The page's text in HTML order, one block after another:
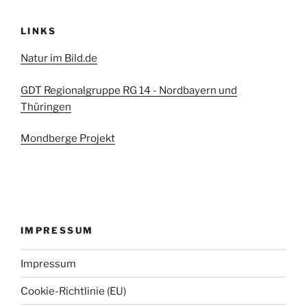
LINKS
Natur im Bild.de
GDT Regionalgruppe RG 14 - Nordbayern und
Thüringen
Mondberge Projekt
IMPRESSUM
Impressum
Cookie-Richtlinie (EU)